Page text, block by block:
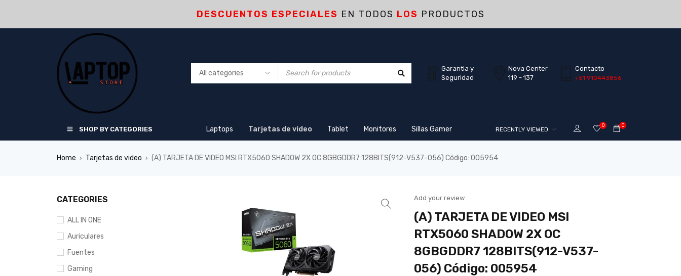
DESCUENTOS ESPECIALES EN TODOS LOS PRODUCTOS
Garantia y
Seguridad
Nova Center
119 - 137
Contacto
+51 910443856
SHOP BY CATEGORIES Laptops Tarjetas de video Tablet Monitores Sillas Gamer 0
0
RECENTLY VIEWED
Home › Tarjetas de video › (A) TARJETA DE VIDEO MSI RTX5060 SHADOW 2X OC 8GBGDDR7 128BITS(912-V537-056) Código: 005954
CATEGORIES
ALL IN ONE
Auriculares
Fuentes
Gaming
Add your review
(A) TARJETA DE VIDEO MSI
RTX5060 SHADOW 2X OC
8GBGDDR7 128BITS(912-V537-
056) Código: 005954